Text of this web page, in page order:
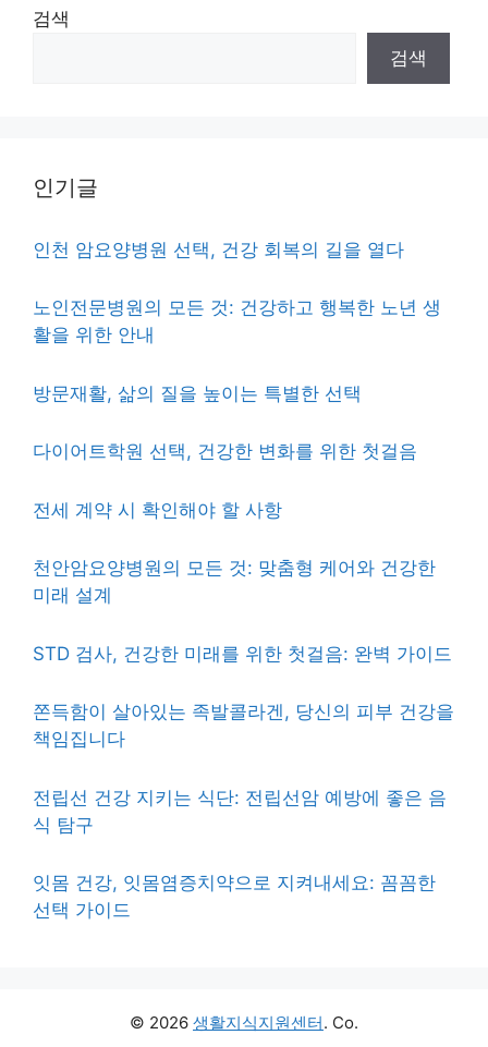
검색
검색
인기글
인천 암요양병원 선택, 건강 회복의 길을 열다
노인전문병원의 모든 것: 건강하고 행복한 노년 생
활을 위한 안내
방문재활, 삶의 질을 높이는 특별한 선택
다이어트학원 선택, 건강한 변화를 위한 첫걸음
전세 계약 시 확인해야 할 사항
천안암요양병원의 모든 것: 맞춤형 케어와 건강한
미래 설계
STD 검사, 건강한 미래를 위한 첫걸음: 완벽 가이드
쫀득함이 살아있는 족발콜라겐, 당신의 피부 건강을
책임집니다
전립선 건강 지키는 식단: 전립선암 예방에 좋은 음
식 탐구
잇몸 건강, 잇몸염증치약으로 지켜내세요: 꼼꼼한
선택 가이드
© 2026 생활지식지원센터. Co.